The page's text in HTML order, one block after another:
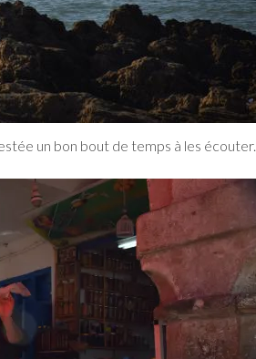
un bon bout de temps à les écouter.